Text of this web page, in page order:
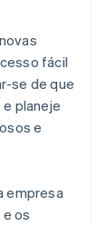
fácil
se de que
planeje
e
empresa
os